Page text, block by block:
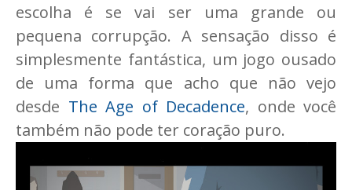
escolha é se vai ser uma grande ou
pequena corrupção. A sensação disso é
simplesmente fantástica, um jogo ousado
de uma forma que acho que não vejo
desde The Age of Decadence, onde você
também não pode ter coração puro.